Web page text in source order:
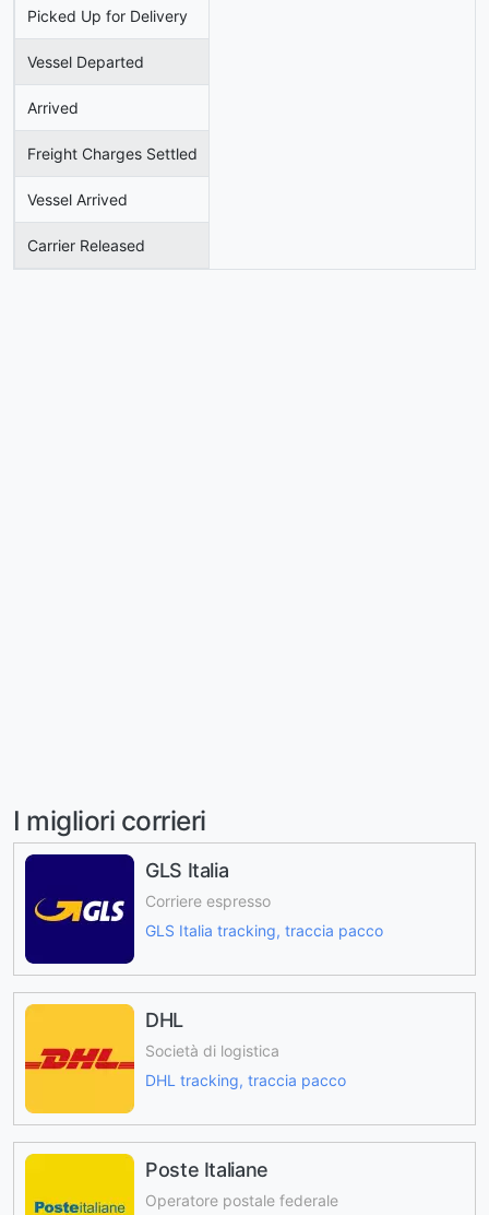
Picked Up for Delivery
Vessel Departed
Arrived
Freight Charges Settled
Vessel Arrived
Carrier Released
I migliori corrieri
GLS Italia
Corriere espresso
GLS Italia tracking, traccia pacco
DHL
Società di logistica
DHL tracking, traccia pacco
Poste Italiane
Operatore postale federale